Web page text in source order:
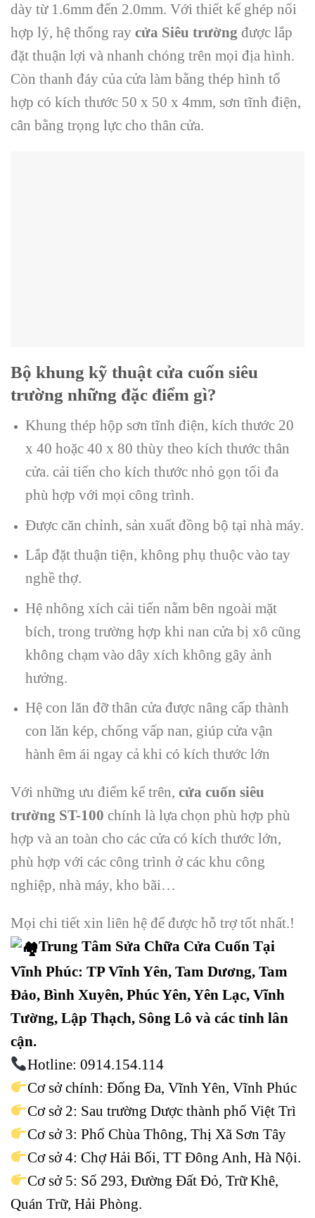
dày từ 1.6mm đến 2.0mm. Với thiết kế ghép nối
hợp lý, hệ thống ray cửa Siêu trường được lắp
đặt thuận lợi và nhanh chóng trên mọi địa hình.
Còn thanh đáy của cửa làm bằng thép hình tổ
hợp có kích thước 50 x 50 x 4mm, sơn tĩnh điện,
cân bằng trọng lực cho thân cửa.
Bộ khung kỹ thuật cửa cuốn siêu
trường những đặc điểm gì?
Khung thép hộp sơn tĩnh điện, kích thước 20
x 40 hoặc 40 x 80 thùy theo kích thước thân
cửa. cải tiến cho kích thước nhỏ gọn tối đa
phù hợp với mọi công trình.
Được căn chỉnh, sản xuất đồng bộ tại nhà máy.
Lắp đặt thuận tiện, không phụ thuộc vào tay
nghề thợ.
Hệ nhông xích cải tiến nằm bên ngoài mặt
bích, trong trường hợp khi nan cửa bị xô cũng
không chạm vào dây xích không gây ảnh
hưởng.
Hệ con lăn đỡ thân cửa được nâng cấp thành
con lăn kép, chống vấp nan, giúp cửa vận
hành êm ái ngay cả khi có kích thước lớn
Với những ưu điểm kể trên, cửa cuốn siêu
trường ST-100 chính là lựa chọn phù hợp phù
hợp và an toàn cho các cửa có kích thước lớn,
phù hợp với các công trình ở các khu công
nghiệp, nhà máy, kho bãi…
Mọi chi tiết xin liên hệ để được hỗ trợ tốt nhất.!
Trung Tâm Sửa Chữa Cửa Cuốn Tại
Vĩnh Phúc: TP Vĩnh Yên, Tam Dương, Tam
Đảo, Bình Xuyên, Phúc Yên, Yên Lạc, Vĩnh
Tường, Lập Thạch, Sông Lô và các tỉnh lân
cận.
Hotline: 0914.154.114
Cơ sở chính: Đống Đa, Vĩnh Yên, Vĩnh Phúc
Cơ sở 2: Sau trường Dược thành phố Việt Trì
Cơ sở 3: Phố Chùa Thông, Thị Xã Sơn Tây
Cơ sở 4: Chợ Hải Bối, TT Đông Anh, Hà Nội.
Cơ sở 5: Số 293, Đường Đất Đỏ, Trữ Khê,
Quán Trữ, Hải Phòng.